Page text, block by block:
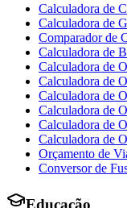
Calculadora de
Calculadora de
Comparador de
Calculadora de
Calculadora de
Calculadora de
Calculadora de
Calculadora de
Calculadora de
Calculadora de
Orçamento de
Conversor de